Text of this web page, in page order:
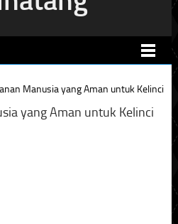
Manusia yang Aman untuk Kelinci
yang Aman untuk Kelinci